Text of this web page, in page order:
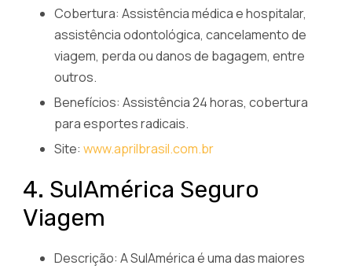
Cobertura: Assistência médica e hospitalar,
assistência odontológica, cancelamento de
viagem, perda ou danos de bagagem, entre
outros.
Benefícios: Assistência 24 horas, cobertura
para esportes radicais.
Site: www.aprilbrasil.com.br
4. SulAmérica Seguro
Viagem
Descrição: A SulAmérica é uma das maiores